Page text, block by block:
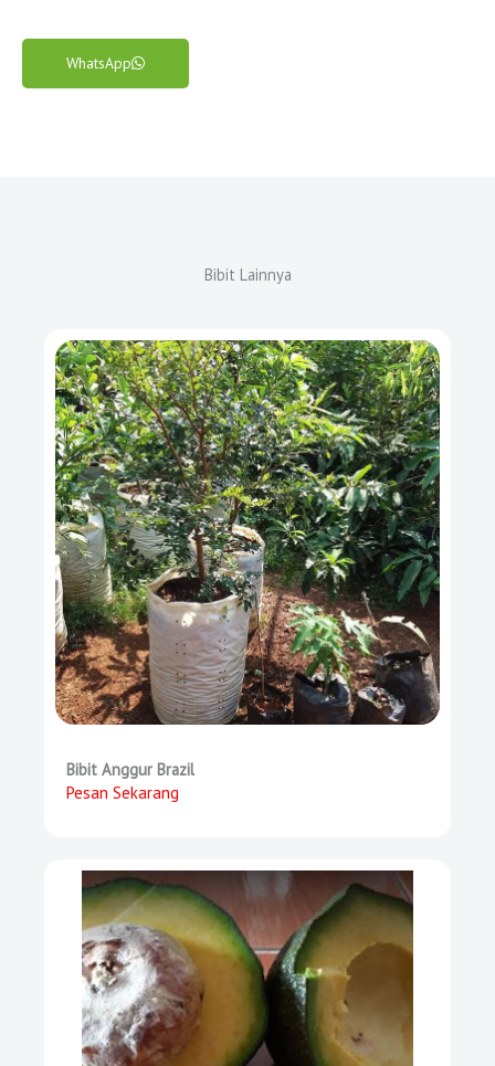
WhatsApp
Bibit Lainnya
Bibit Anggur Brazil
Pesan Sekarang